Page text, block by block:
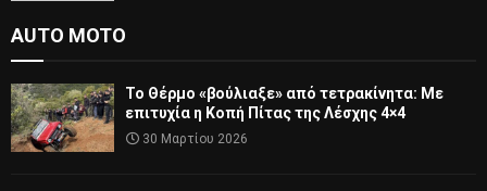
AUTO MOTO
Το Θέρμο «βούλιαξε» από τετρακίνητα: Με
επιτυχία η Κοπή Πίτας της Λέσχης 4×4
30 Μαρτίου 2026